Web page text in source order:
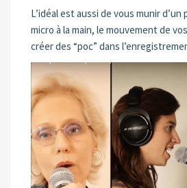
L’idéal est aussi de vous munir
micro à la main, le mouvement de
créer des “poc” dans